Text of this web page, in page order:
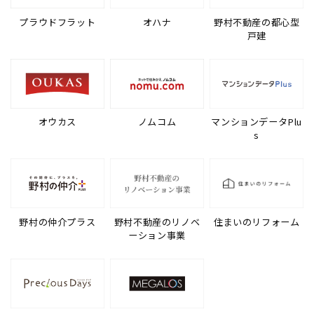
プラウドフラット オハナ
野村不動産の都心型
戸建
オウカス ノムコム
マンションデータPlu
s
野村の仲介プラス
野村不動産のリノベ
ーション事業
住まいのリフォーム